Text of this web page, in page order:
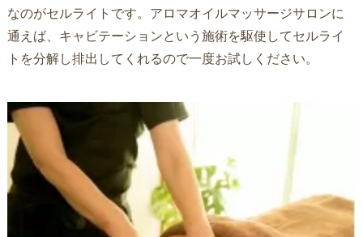
なのがセルライトです。アロマオイルマッサージサロンに
通えば、キャビテーションという施術を駆使してセルライ
トを分解し排出してくれるので一度お試しください。